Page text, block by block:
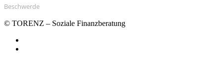
Beschwerde
© TORENZ – Soziale Finanzberatung